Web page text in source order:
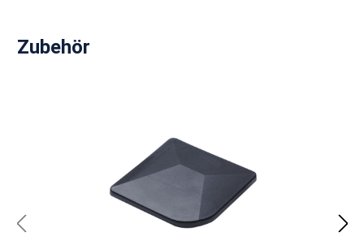
Produktgalerie überspringen
Zubehör